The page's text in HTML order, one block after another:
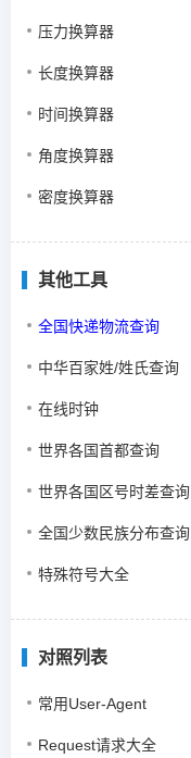
压力换算器
长度换算器
时间换算器
角度换算器
密度换算器
其他工具
全国快递物流查询
中华百家姓/姓氏查询
在线时钟
世界各国首都查询
世界各国区号时差查询
全国少数民族分布查询
特殊符号大全
对照列表
常用User-Agent
Request请求大全